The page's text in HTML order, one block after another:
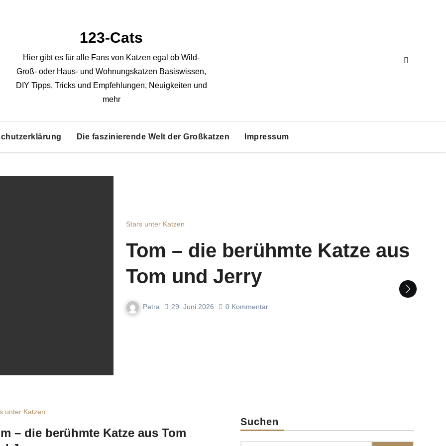
123-Cats
Hier gibt es für alle Fans von Katzen egal ob Wild-
Groß- oder Haus- und Wohnungskatzen Basiswissen,
DIY Tipps, Tricks und Empfehlungen, Neuigkeiten und
mehr
Die faszinierende Welt der Großkatzen Impressum
Stars unter Katzen
Tom – die berühmte Katze aus
Tom und Jerry
Petra 29. Juni 2026 0 Kommentar
unter Katzen
– die berühmte Katze aus Tom
Suchen